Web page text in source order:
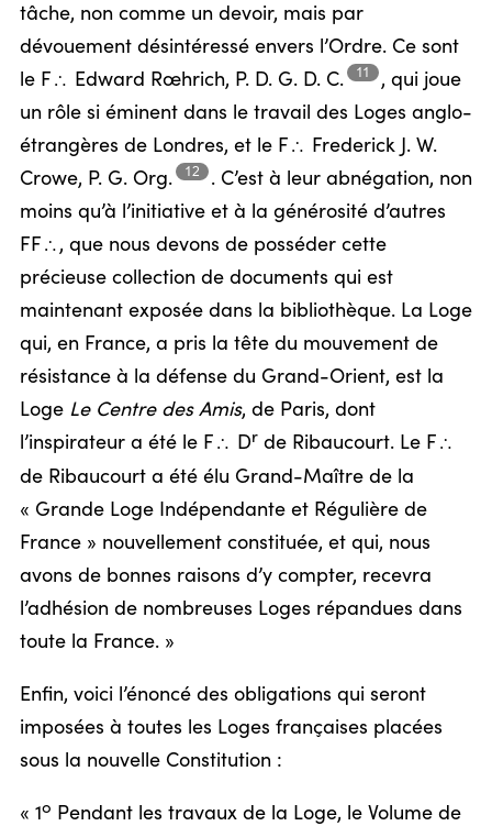
tâche, non comme un devoir, mais par
dévouement désintéressé envers l’Ordre. Ce sont
le F / Edward Rœhrich, P. D. G. D. C. 11 , qui joue
un rôle si éminent dans le travail des Loges anglo-
étrangères de Londres, et le F /
Frederick J. W.
Crowe, P. G. Org. 12 .C’est à leur abnégation, non
moins qu’à l’initiative et à la générosité d’autres
FF / , que nous devons de posséder cette
précieuse collection de documents qui est
maintenant exposée dans la bibliothèque. La Loge
qui, en France, a pris la tête du mouvement de
résistance à la défense du Grand-Orient, est la
Loge Le Centre des Amis, de Paris, dont
l’inspirateur a été le F / Dr de Ribaucourt. Le F /
de Ribaucourt a été élu Grand-Maître de la
« Grande Loge Indépendante et Régulière de
France » nouvellement constituée, et qui, nous
avons de bonnes raisons d’y compter, recevra
l’adhésion de nombreuses Loges répandues dans
toute la France. »
Enfin, voici l’énoncé des obligations qui seront
imposées à toutes les Loges françaises placées
sous la nouvelle Constitution :
« 1o Pendant les travaux de la Loge, le Volume de